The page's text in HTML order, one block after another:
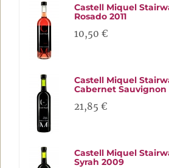
Castell Miquel
Rosado 2011
10,50 €
Castell Miquel
Cabernet Sauvignon
21,85 €
Castell Miquel
Syrah 2009